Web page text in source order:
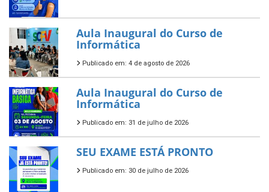
Aula Inaugural do Curso de
Informática
Publicado em: 4 de agosto de 2026
Aula Inaugural do Curso de
Informática
Publicado em: 31 de julho de 2026
SEU EXAME ESTÁ PRONTO
Publicado em: 30 de julho de 2026